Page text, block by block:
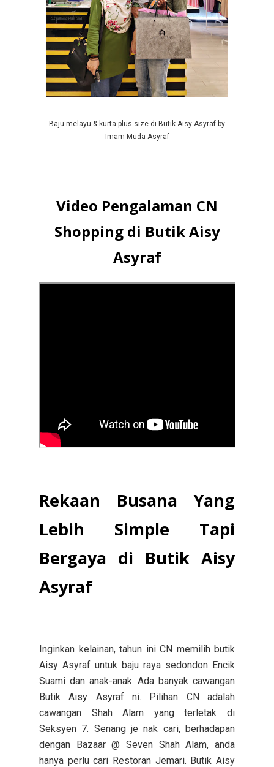
Baju melayu & kurta plus size di Butik Aisy Asyraf by
Imam Muda Asyraf
Video Pengalaman CN
Shopping di Butik Aisy
Asyraf
Rekaan Busana Yang
Lebih Simple Tapi
Bergaya di Butik Aisy
Asyraf
Inginkan kelainan, tahun ini CN memilih butik
Aisy Asyraf untuk baju raya sedondon Encik
Suami dan anak-anak. Ada banyak cawangan
Butik Aisy Asyraf ni. Pilihan CN adalah
cawangan Shah Alam yang terletak di
Seksyen 7. Senang je nak cari, berhadapan
dengan Bazaar @ Seven Shah Alam, anda
hanya perlu cari Restoran Jemari. Butik Aisy